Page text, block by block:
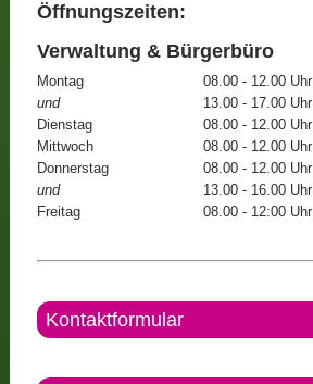
Öffnungszeiten:
Verwaltung & Bürgerbüro
Montag
08.00 - 12.00 Uhr
und
13.00 - 17.00 Uhr
Dienstag
08.00 - 12.00 Uhr
Mittwoch
08.00 - 12.00 Uhr
Donnerstag
08.00 - 12.00 Uhr
und
13.00 - 16.00 Uhr
Freitag
08.00 - 12:00 Uhr
Kontaktformular